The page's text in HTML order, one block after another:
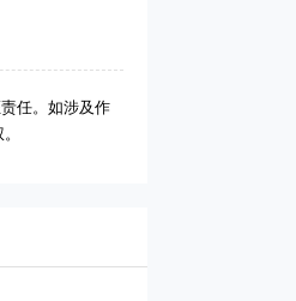
任。如涉及作